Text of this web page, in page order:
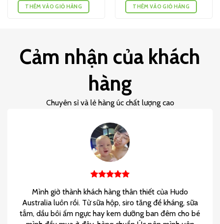
THÊM VÀO GIỎ HÀNG THÊM VÀO GIỎ HÀNG
Cảm nhận của khách
hàng
Chuyên sỉ và lẻ hàng úc chất lượng cao
Mình giờ thành khách hàng thân thiết của Hudo
Australia luôn rồi. Từ sữa hộp, siro tăng đề kháng, sữa
tắm, dầu bôi ấm ngực hay kem dưỡng ban đêm cho bé